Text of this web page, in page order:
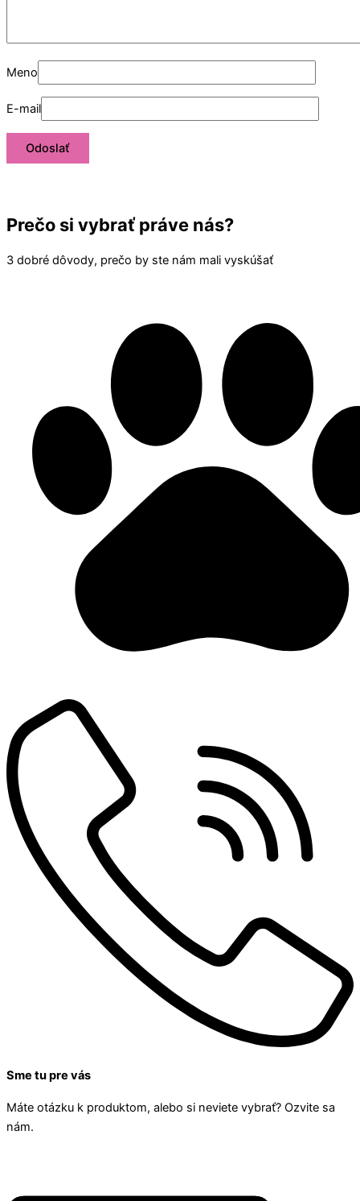
Meno
E-mail
Prečo si vybrať práve nás?
3 dobré dôvody, prečo by ste nám mali vyskúšať
Sme tu pre vás
Máte otázku k produktom, alebo si neviete vybrať? Ozvite sa
nám.